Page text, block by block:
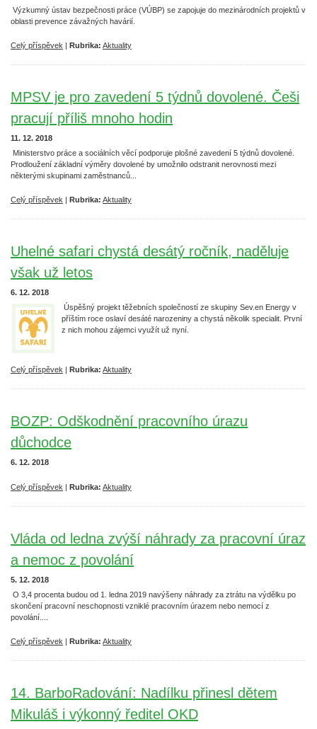
Výzkumný ústav bezpečnosti práce (VÚBP) se zapojuje do mezinárodních projektů v
oblasti prevence závažných havárií.
Celý příspěvek | Rubrika: Aktuality
MPSV je pro zavedení 5 týdnů dovolené. Češi
pracují příliš mnoho hodin
11. 12. 2018
Ministerstvo práce a sociálních věcí podporuje plošné zavedení 5 týdnů dovolené.
Prodloužení základní výměry dovolené by umožnilo odstranit nerovnosti mezi
některými skupinami zaměstnanců...
Celý příspěvek | Rubrika: Aktuality
Uhelné safari chystá desátý ročník, naděluje
však už letos
6. 12. 2018
Úspěšný projekt těžebních společností ze skupiny Sev.en Energy v
příštím roce oslaví desáté narozeniny a chystá několik specialit. První
z nich mohou zájemci využít už nyní.
Celý příspěvek | Rubrika: Aktuality
BOZP: Odškodnění pracovního úrazu
důchodce
6. 12. 2018
Celý příspěvek | Rubrika: Aktuality
Vláda od ledna zvýší náhrady za pracovní úraz
a nemoc z povolání
5. 12. 2018
O 3,4 procenta budou od 1. ledna 2019 navýšeny náhrady za ztrátu na výdělku po
skončení pracovní neschopnosti vzniklé pracovním úrazem nebo nemocí z
povolání....
Celý příspěvek | Rubrika: Aktuality
14. BarboRadování: Nadílku přinesl dětem
Mikuláš i výkonný ředitel OKD